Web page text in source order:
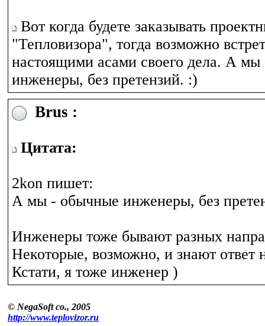
Вот когда будете заказывать
"Тепловизора", тогда возможно
настоящими асами своего дела. А
инженеры, без претензий. :)
Brus :
Цитата:
2kon пишет:
А мы - обычные инженеры, без
Инженеры тоже бывают разных
Некоторые, возможно, и знают ответ
Кстати, я тоже инженер )
© NegaSoft co., 2005
http://www.teplovizor.ru